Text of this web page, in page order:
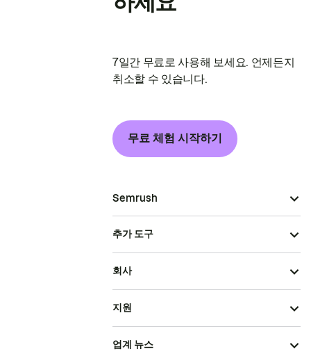
7일간 무료로 사용해 보세요. 언제든지
취소할 수 있습니다.
무료 체험 시작하기
Semrush
추가 도구
회사
지원
업계 뉴스